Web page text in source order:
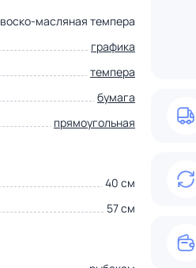
воско-масляная темпера
графика
темпера
бумага
прямоугольная
40 см
57 см